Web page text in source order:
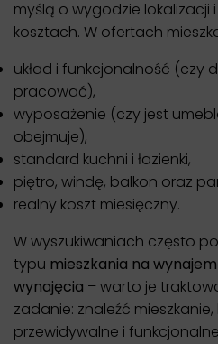
myślą o wygodzie lokalizacji
kosztach. W ofertach
układ i funkcjonalność (czy
pracować),
wyposażenie (czy jest
obejmuje),
standard kuchni i łazienki,
piętro, windę, balkon oraz
realny koszt miesięczny.
W wyszukiwaniach często
typu mieszkania na wynajem
wynajęcia – warto je
zadanie: znaleźć
przewidywalne i